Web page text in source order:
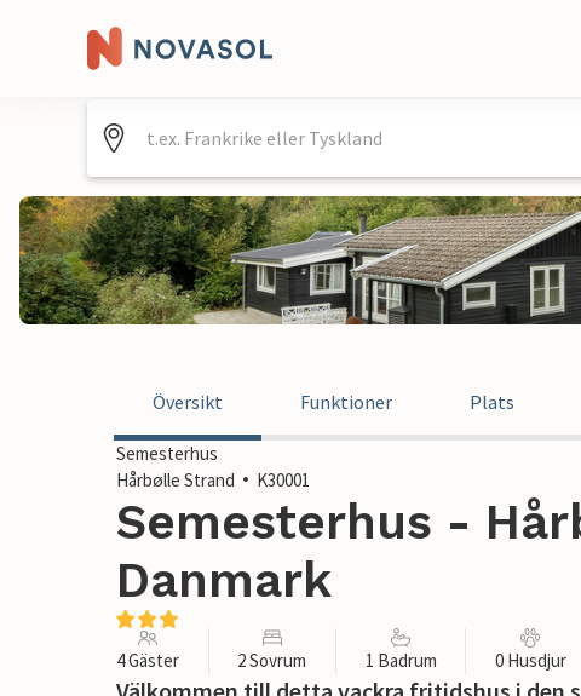
Översikt Funktioner Plats
Semesterhus
Hårbølle Strand
K30001
Semesterhus -
Danmark
4 Gäster 2 Sovrum 1 Badrum 0 Husdjur